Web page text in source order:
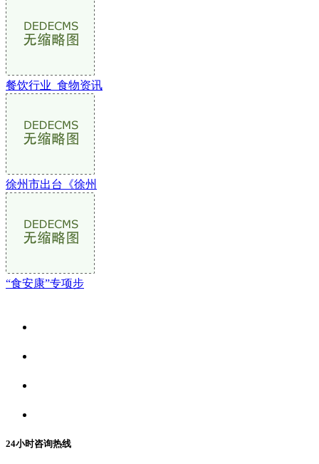
餐饮行业_食物资讯
徐州市出台《徐州
“食安康”专项步
24小时咨询热线